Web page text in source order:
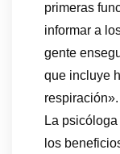
primeras
informar a
gente
que incluye
respiración».
La
los